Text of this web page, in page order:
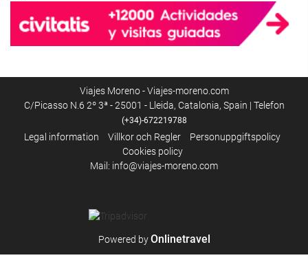
Viajes Moreno - Viajes-moreno.com
C/Picasso N.6 2º 3ª - 25001 - Lleida, Catalonia, Spain | Telefon
(+34)-672219788
Legal information Villkor och Regler
Personuppgiftspolicy
Cookies policy
Mail: info@viajes-moreno.com
Powered byOnlinetravel